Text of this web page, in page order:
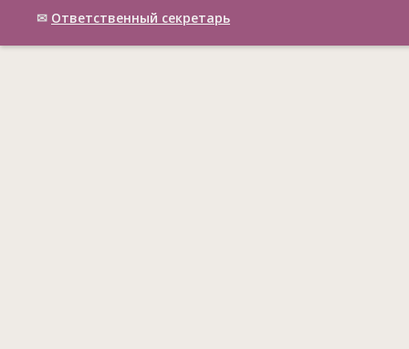
✉ Ответственный cекретарь